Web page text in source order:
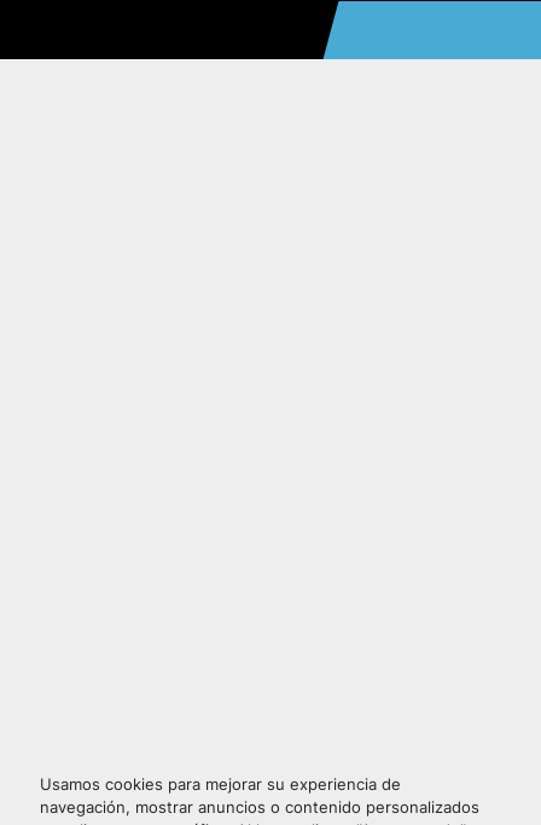
Usamos cookies para mejorar su experiencia de
navegación, mostrar anuncios o contenido personalizados